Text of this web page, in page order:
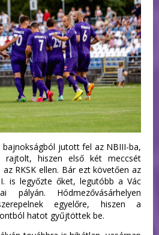
bajnokságból jutott fel az NBIII-ba,
hiszen első két meccsét
RKSK ellen. Bár ezt követően az
is legyőzte őket, legutóbb a Vác
pályán. Hódmezővásárhelyen
egyelőre, hiszen a
hatot gyűjtöttek be.